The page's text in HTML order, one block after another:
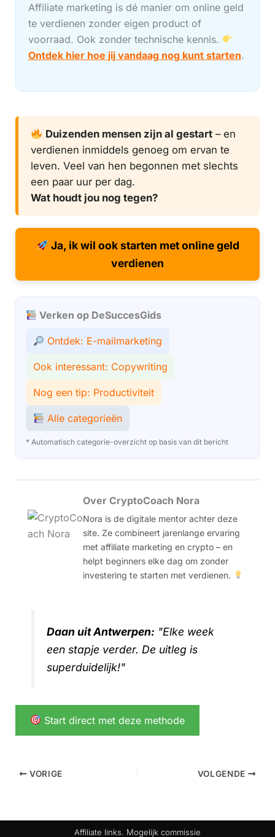
Affiliate marketing is dé manier om online geld
te verdienen zonder eigen product of
voorraad. Ook zonder technische kennis.
Ontdek hier hoe jij vandaag nog kunt starten.
Duizenden mensen zijn al gestart– en
verdienen inmiddels genoeg om ervan te
leven. Veel van hen begonnen met slechts
een paar uur per dag.
Wat houdt jou nog tegen?
Ja, ik wil ook starten met online geld
verdienen
Verken op DeSuccesGids
Ontdek: E-mailmarketing
Ook interessant: Copywriting
Nog een tip: Productiviteit
Alle categorieën
* Automatisch categorie-overzicht op basis van dit bericht
Over CryptoCoach Nora
Nora is de digitale mentor achter deze
site. Ze combineert jarenlange ervaring
met affiliate marketing en crypto – en
helpt beginners elke dag om zonder
investering te starten met verdienen.
Daan uit Antwerpen: "Elke week
een stapje verder. De uitleg is
superduidelijk!"
Start direct met deze methode
VORIGE VOLGENDE
Affiliate links. Mogelijk commissie